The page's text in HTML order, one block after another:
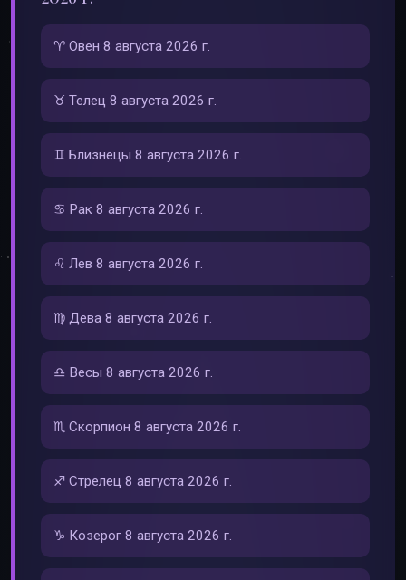
♈ Овен 8 августа 2026 г.
♉ Телец 8 августа 2026 г.
♊ Близнецы 8 августа 2026 г.
♋ Рак 8 августа 2026 г.
♌ Лев 8 августа 2026 г.
♍ Дева 8 августа 2026 г.
♎ Весы 8 августа 2026 г.
♏ Скорпион 8 августа 2026 г.
♐ Стрелец 8 августа 2026 г.
♑ Козерог 8 августа 2026 г.